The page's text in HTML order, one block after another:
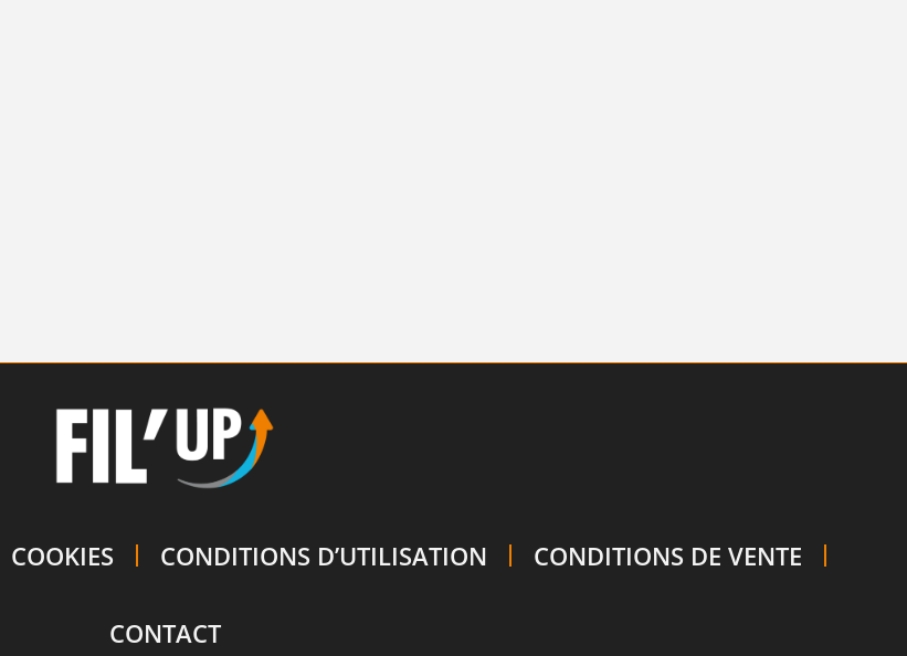
COOKIES CONDITIONS D’UTILISATION CONDITIONS DE VENTE
CONTACT